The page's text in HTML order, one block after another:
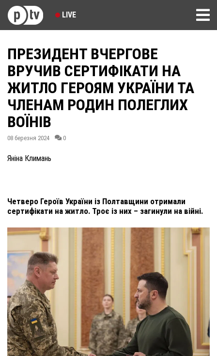
LIVE
ПРЕЗИДЕНТ ВЧЕРГОВЕ
ВРУЧИВ СЕРТИФІКАТИ НА
ЖИТЛО ГЕРОЯМ УКРАЇНИ ТА
ЧЛЕНАМ РОДИН ПОЛЕГЛИХ
ВОЇНІВ
08 березня 2024 0
Яніна Климань
Четверо Героїв України із Полтавщини отримали
сертифікати на житло. Троє із них – загинули на війні.